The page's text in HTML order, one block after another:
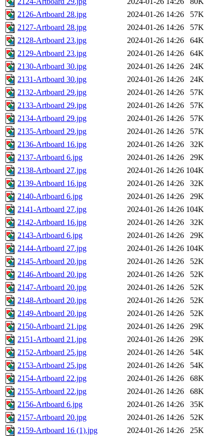
2126-Artboard 28.jpg
2024-01-26 14:26
57K
2127-Artboard 28.jpg
2024-01-26 14:26
57K
2128-Artboard 23.jpg
2024-01-26 14:26
64K
2129-Artboard 23.jpg
2024-01-26 14:26
64K
2130-Artboard 30.jpg
2024-01-26 14:26
24K
2131-Artboard 30.jpg
2024-01-26 14:26
24K
2132-Artboard 29.jpg
2024-01-26 14:26
57K
2133-Artboard 29.jpg
2024-01-26 14:26
57K
2134-Artboard 29.jpg
2024-01-26 14:26
57K
2135-Artboard 29.jpg
2024-01-26 14:26
57K
2136-Artboard 16.jpg
2024-01-26 14:26
32K
2137-Artboard 6.jpg
2024-01-26 14:26
29K
2138-Artboard 27.jpg
2024-01-26 14:26 104K
2139-Artboard 16.jpg
2024-01-26 14:26
32K
2140-Artboard 6.jpg
2024-01-26 14:26
29K
2141-Artboard 27.jpg
2024-01-26 14:26 104K
2142-Artboard 16.jpg
2024-01-26 14:26
32K
2143-Artboard 6.jpg
2024-01-26 14:26
29K
2144-Artboard 27.jpg
2024-01-26 14:26 104K
2145-Artboard 20.jpg
2024-01-26 14:26
52K
2146-Artboard 20.jpg
2024-01-26 14:26
52K
2147-Artboard 20.jpg
2024-01-26 14:26
52K
2148-Artboard 20.jpg
2024-01-26 14:26
52K
2149-Artboard 20.jpg
2024-01-26 14:26
52K
2150-Artboard 21.jpg
2024-01-26 14:26
29K
2151-Artboard 21.jpg
2024-01-26 14:26
29K
2152-Artboard 25.jpg
2024-01-26 14:26
54K
2153-Artboard 25.jpg
2024-01-26 14:26
54K
2154-Artboard 22.jpg
2024-01-26 14:26
68K
2155-Artboard 22.jpg
2024-01-26 14:26
68K
2156-Artboard 6.jpg
2024-01-26 14:26
35K
2157-Artboard 20.jpg
2024-01-26 14:26
52K
2159-Artboard 16 (1).jpg
2024-01-26 14:26
25K